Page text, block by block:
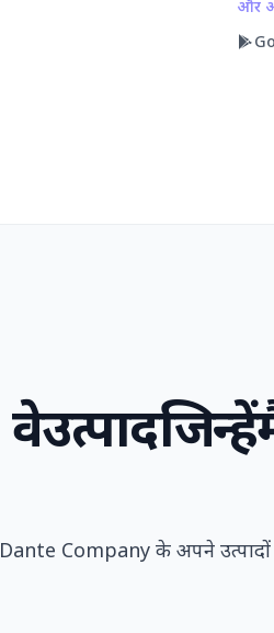
और
वेउत्पादजिन्हें
Dante Company के अपने उत्पादों